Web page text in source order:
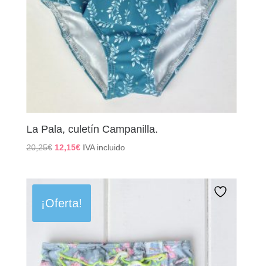
La Pala, culetín Campanilla.
20,25€ El
era:
20,25€.
12,15€El
es:
12,15€.
IVA incluido
¡Oferta!